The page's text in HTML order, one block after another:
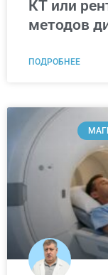
КТ или
методов
ПОДРОБНЕЕ